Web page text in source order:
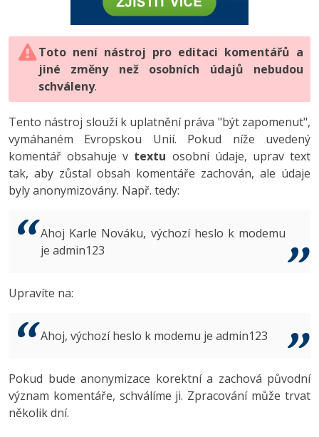
HTML5, CSS3, Bootstrap, SEO
SQL a databáze
Testování a verzování
UML a návrhové vzory
React
Spring
ASP.NET MVC
Best practices
PHP
JavaScript
Python
HTML / CSS
UML a návrhové vzory
MySQL/MariaDB
MS-SQL
Vývojář mobilních aplikací
C# Game developer
Tester
Systémový administrátor
3D grafik
Copywriter
WordPress specialista
-80%
JavaScript -80%
PHP -80%
Swift -80%
Kotlin -80%
VB.NET
Algoritmy -41%
Umělá inteligence (AI) -10%
Digitální gramotnost
Marketing
WordPress
SEO
UX
Business
Copywriting
Windows
Photoshop -80%
Adobe Illustrator -80%
Adobe Lightroom
Adobe XD
Adobe InDesign -25%
Adobe After Effects
Inkscape
Fórum
Toto není nástroj pro editaci komentářů a
jiné změny než osobních údajů nebudou
schváleny.
Tento nástroj slouží k uplatnění práva "být zapomenut",
vymáhaném Evropskou Unií. Pokud níže uvedený
komentář obsahuje v textu osobní údaje, uprav text
tak, aby zůstal obsah komentáře zachován, ale údaje
byly anonymizovány. Např. tedy:
Ahoj Karle Nováku, výchozí heslo k modemu
je admin123
Upravíte na:
Ahoj, výchozí heslo k modemu je admin123
Pokud bude anonymizace korektní a zachová původní
význam komentáře, schválíme ji. Zpracování může trvat
několik dní.